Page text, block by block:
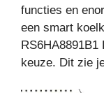
functies en
een smart
keuze. Dit zie